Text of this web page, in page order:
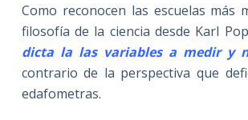
Como reconocen las escuelas más
filosofía de la ciencia desde Karl
dicta la las variables a medir y
contrario de la perspectiva que
edafometras.